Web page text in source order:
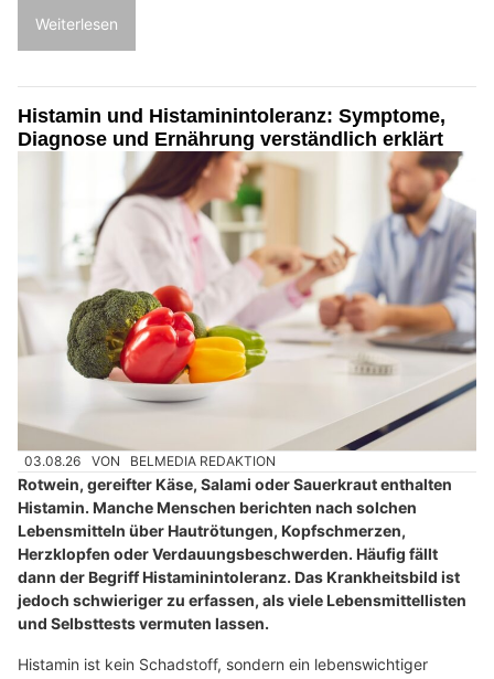
Weiterlesen
Histamin und Histaminintoleranz: Symptome,
Diagnose und Ernährung verständlich erklärt
03.08.26 VON BELMEDIA REDAKTION
Rotwein, gereifter Käse, Salami oder Sauerkraut enthalten
Histamin. Manche Menschen berichten nach solchen
Lebensmitteln über Hautrötungen, Kopfschmerzen,
Herzklopfen oder Verdauungsbeschwerden. Häufig fällt
dann der Begriff Histaminintoleranz. Das Krankheitsbild ist
jedoch schwieriger zu erfassen, als viele Lebensmittellisten
und Selbsttests vermuten lassen.
Histamin ist kein Schadstoff, sondern ein lebenswichtiger